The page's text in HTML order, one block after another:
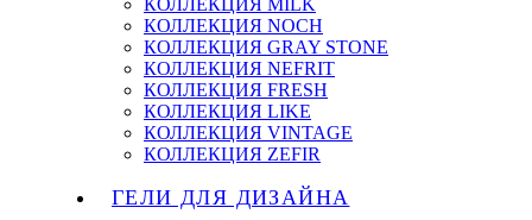
КОЛЛЕКЦИЯ NOCH
КОЛЛЕКЦИЯ GRAY STONE
КОЛЛЕКЦИЯ NEFRIT
КОЛЛЕКЦИЯ FRESH
КОЛЛЕКЦИЯ LIKE
КОЛЛЕКЦИЯ VINTAGE
КОЛЛЕКЦИЯ ZEFIR
ГЕЛИ ДЛЯ ДИЗАЙНА